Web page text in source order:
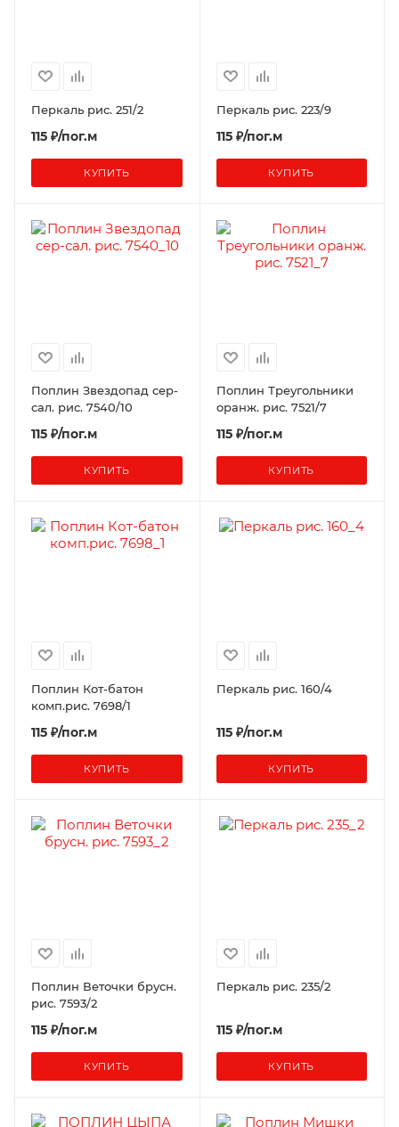
Перкаль рис. 251/2
115 ₽/пог.м
КУПИТЬ
Перкаль рис. 223/9
115 ₽/пог.м
КУПИТЬ
Поплин Звездопад сер-
сал. рис. 7540/10
115 ₽/пог.м
КУПИТЬ
Поплин Треугольники
оранж. рис. 7521/7
115 ₽/пог.м
КУПИТЬ
Поплин Кот-батон
комп.рис. 7698/1
115 ₽/пог.м
КУПИТЬ
Перкаль рис. 160/4
115 ₽/пог.м
КУПИТЬ
Поплин Веточки брусн.
рис. 7593/2
115 ₽/пог.м
КУПИТЬ
Перкаль рис. 235/2
115 ₽/пог.м
КУПИТЬ